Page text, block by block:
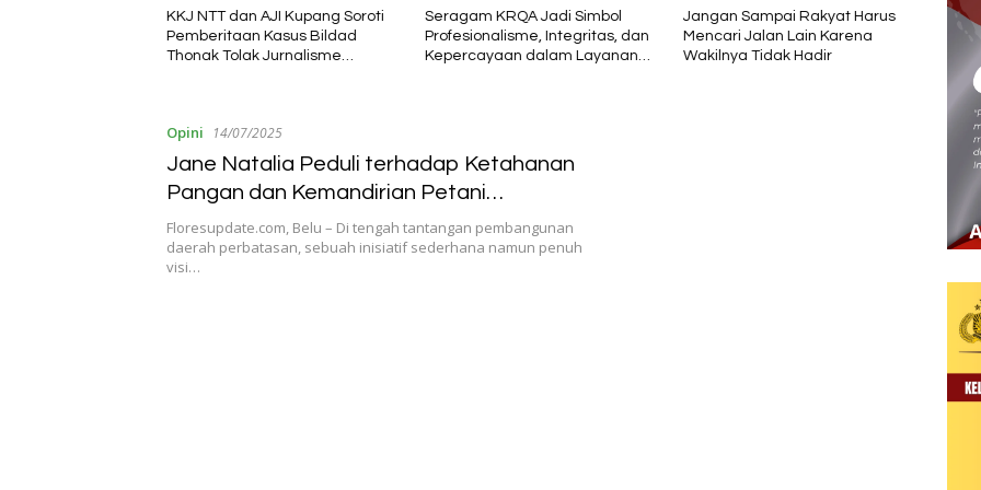
Seragam KRQA Jadi Simbol
Profesionalisme, Integritas, dan
Kepercayaan dalam Layanan
Jangan Sampai Rakyat Harus
Mencari Jalan Lain Karena
Wakilnya Tidak Hadir
Penguatan Kapasitas Karang
Taruna, Dosen Unwira Gelar
Pengabdian kepada
Opini 14/07/2025
Jane Natalia Peduli terhadap Ketahanan
Pangan dan Kemandirian Petani
Perbatasan.
Floresupdate.com, Belu – Di tengah tantangan pembangunan
daerah perbatasan, sebuah inisiatif sederhana namun penuh
visi…